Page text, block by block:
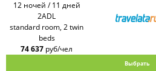
12 ночей / 11 дней
2ADL
standard room, 2 twin
beds
74 637 руб/чел
Выбрать